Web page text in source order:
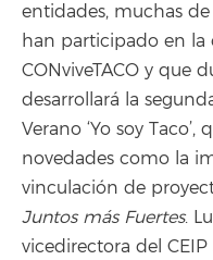
entidades, muchas
han participado en la
CONviveTACO y que
desarrollará la
Verano ‘Yo soy
novedades como la
vinculación de
Juntos más Fuertes.
vicedirectora del